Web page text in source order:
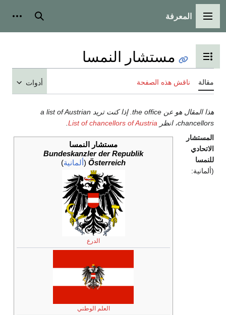
القائمة الرئيسية
المعرفة بحث
تبديل عرض جدول المحتويات
مستشار النمسا
مقالة ناقش هذه الصفحة أدوات
هذا المقال هو عن the office. إذا كنت تريد a list of Austrian
chancellors، انظر
List of chancellors of Austria
مستشار النمسا
Bundeskanzler der Republik
Österreich
(ألمانية)
الدرع
العلم الوطني
المستشار
الاتحادي
للنمسا
(ألمانية: